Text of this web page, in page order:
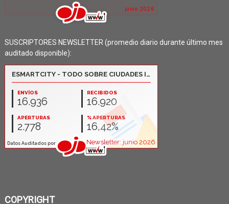
SUSCRIPTORES NEWSLETTER (promedio diario durante último mes
auditado disponible):
COPYRIGHT